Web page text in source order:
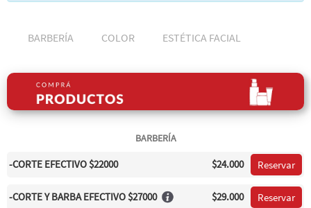
BARBERÍA COLOR ESTÉTICA FACIAL
BARBERÍA
-CORTE EFECTIVO $22000 $24.000 Reservar
-CORTE Y BARBA EFECTIVO $27000 $29.000 Reservar